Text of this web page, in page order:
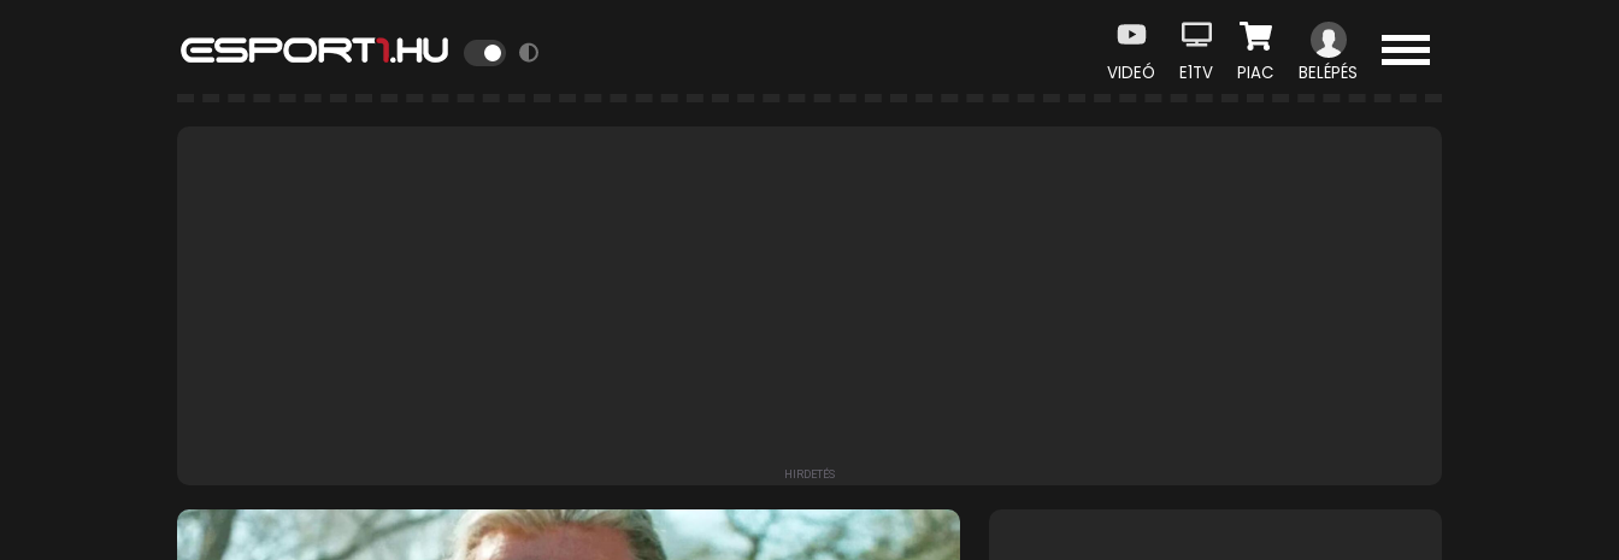
VIDEÓ E1TV PIAC BELÉPÉS